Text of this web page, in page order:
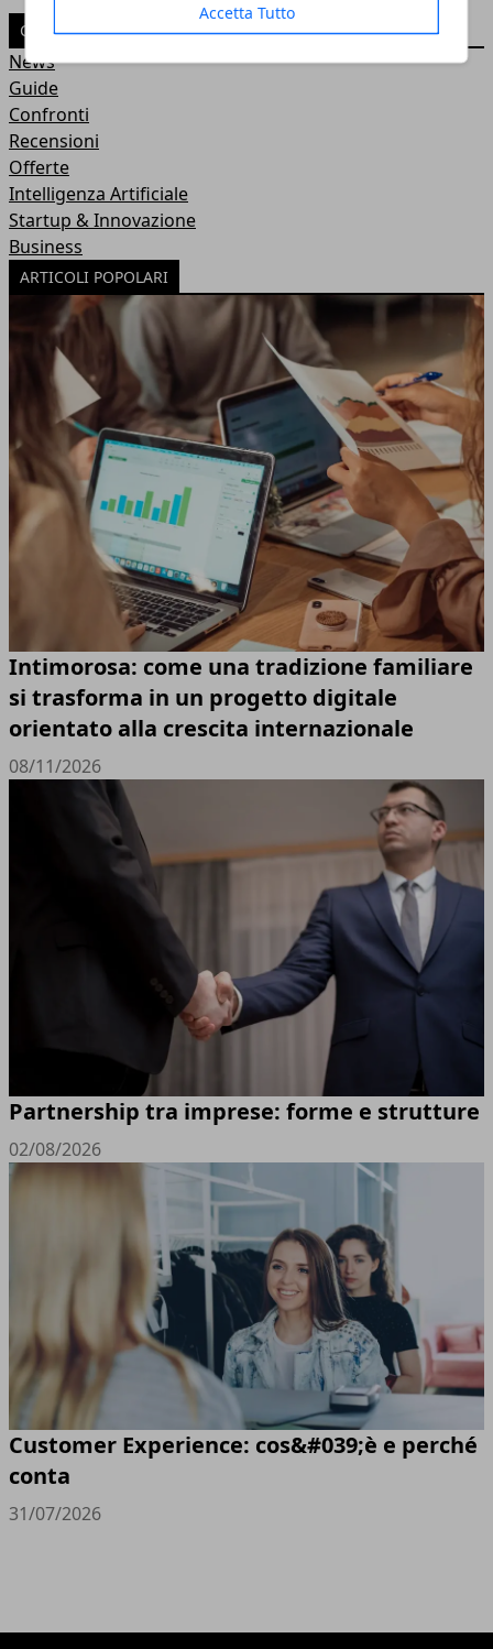
Accetta Tutto
CATEGORIE
News
Guide
Confronti
Recensioni
Offerte
Intelligenza Artificiale
Startup & Innovazione
Business
ARTICOLI POPOLARI
Intimorosa: come una tradizione familiare
si trasforma in un progetto digitale
orientato alla crescita internazionale
08/11/2026
Partnership tra imprese: forme e strutture
02/08/2026
Customer Experience: cos&#039;è e perché
conta
31/07/2026